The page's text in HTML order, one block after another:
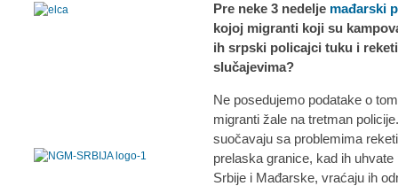
Pre neke 3 nedelje mađarski
kojoj migranti koji su
ih srpski policajci tuku i
slučajevima?
Ne posedujemo podatake o
migranti žale na tretman
suočavaju sa problemima
prelaska granice, kad ih
Srbije i Mađarske, vraćaju ih